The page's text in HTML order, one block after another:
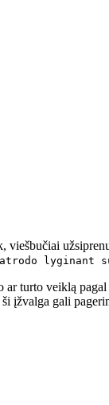
atrodo lyginant
ar turto veiklą
įžvalga gali